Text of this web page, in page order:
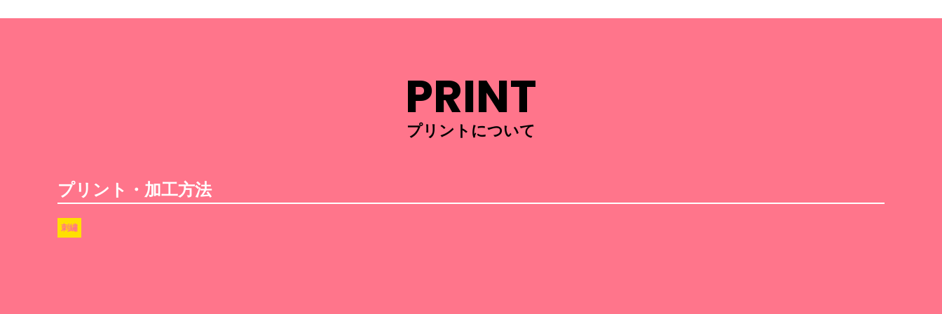
PRINT
プリントについて
プリント・加工方法
刺繡